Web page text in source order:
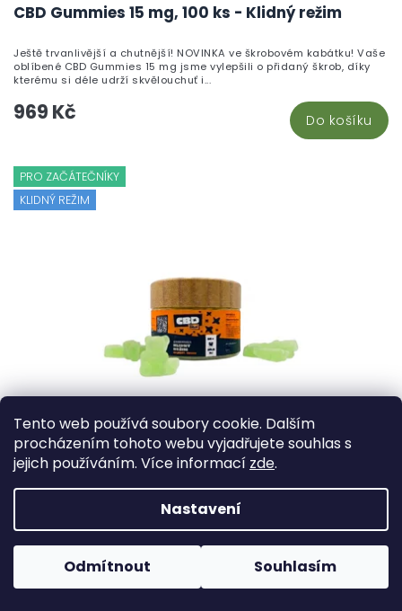
Tento web používá soubory cookie. Dalším
procházením tohoto webu vyjadřujete souhlas s
jejich používáním. Více informací zde.
Nastavení
Odmítnout Souhlasím
CBD Gummies 15 mg, 100 ks - Klidný režim
969 Kč Do košíku
Ještě trvanlivější a chutnější! NOVINKA ve škrobovém kabátku! Vaše
oblíbené CBD Gummies 15 mg jsme vylepšili o přidaný škrob, díky
kterému si déle udrží skvělouchuť i...
PRO ZAČÁTEČNÍKY
KLIDNÝ REŽIM
CBD Gummies 15 mg, 50 ks - Klidný režim
Skladem
559 Kč
Ještě trvanlivější a chutnější! NOVINKA ve škrobovém kabátku! Vaše
oblíbené CBD Gummies 15 mg jsme vylepšili o přidaný škrob, díky
kterému si déle udrží skvělou chuť i...